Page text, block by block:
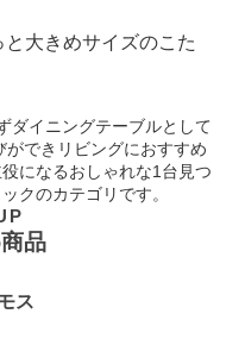
と大きめサイズのこた
ダイニングテーブルとして
できリビングにおすすめ
になるおしゃれな1台見つ
クのカテゴリです。
品
ス